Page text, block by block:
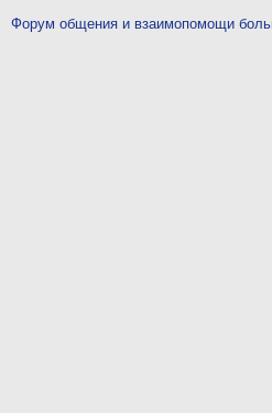
Форум общения и взаимопомощи